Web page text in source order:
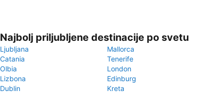
Najbolj priljubljene destinacije po svetu
Ljubljana
Mallorca
Catania
Tenerife
Olbia
London
Lizbona
Edinburg
Dublin
Kreta